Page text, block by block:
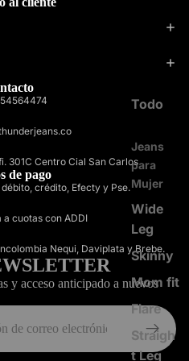
Todo
Jeans
para
Mujer
Wide
Leg
Skinny
Mom fit
Flare
Straigh
t Leg
301C Centro Cial San Carlos
de pago
crédito, Efecty y Pse.
a cuotas con ADDI
Nequi, Daviplata y Brebe.
y acceso anticipado a nuevos